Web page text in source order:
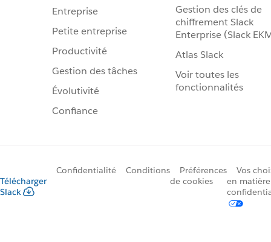
Entreprise
Petite entreprise
Productivité
Gestion des tâches
Évolutivité
Confiance
Gestion des clés de
chiffrement Slack
Enterprise (Slack
Atlas Slack
Voir toutes les
fonctionnalités
Télécharger
Slack
Confidentialité Conditions
Préférences
de cookies
Vos
en